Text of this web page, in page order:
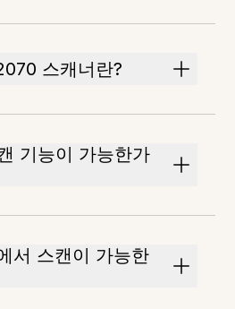
스캐너란?
기능이 가능한가
서 스캔이 가능한